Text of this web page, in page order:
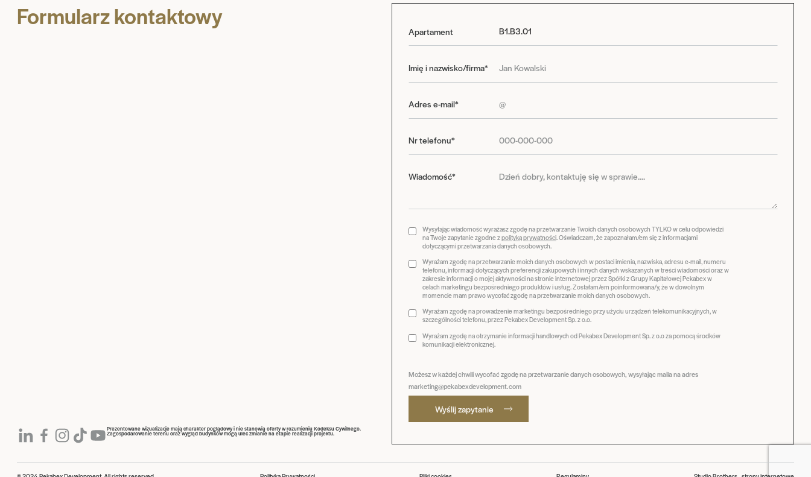
Formularz kontaktowy
Apartament
Imię i nazwisko/firma*
Adres e-mail*
Nr telefonu*
Wiadomość*
Wysyłając wiadomość wyrażasz zgodę na przetwarzanie Twoich danych osobowych TYLKO w celu odpowiedzi
na Twoje zapytanie zgodne zpolityką prywatności. Oświadczam, że zapoznałam/em się z informacjami
dotyczącymi przetwarzania danych osobowych.
Wyrażam zgodę na przetwarzanie moich danych osobowych w postaci imienia, nazwiska, adresu e-mail, numeru
telefonu, informacji dotyczących preferencji zakupowych i innych danych wskazanych w treści wiadomości oraz w
zakresie informacji o mojej aktywności na stronie internetowej przez Spółki z Grupy Kapitałowej Pekabex w
celach marketingu bezpośredniego produktów i usług. Zostałam/em poinformowana/y, że w dowolnym
momencie mam prawo wycofać zgodę na przetwarzanie moich danych osobowych.
Wyrażam zgodę na prowadzenie marketingu bezpośredniego przy użyciu urządzeń telekomunikacyjnych, w
szczególności telefonu, przez Pekabex Development Sp. z o.o.
Wyrażam zgodę na otrzymanie informacji handlowych od Pekabex Development Sp. z o.o za pomocą środków
komunikacji elektronicznej.
Możesz w każdej chwili wycofać zgodę na przetwarzanie danych osobowych, wysyłając maila na adres
marketing@pekabexdevelopment.com
Wyślij zapytanie
Prezentowane wizualizacje mają charakter poglądowy i nie stanowią oferty w rozumieniu Kodeksu Cywilnego.
Zagospodarowanie terenu oraz wygląd budynków mogą ulec zmianie na etapie realizacji projektu.